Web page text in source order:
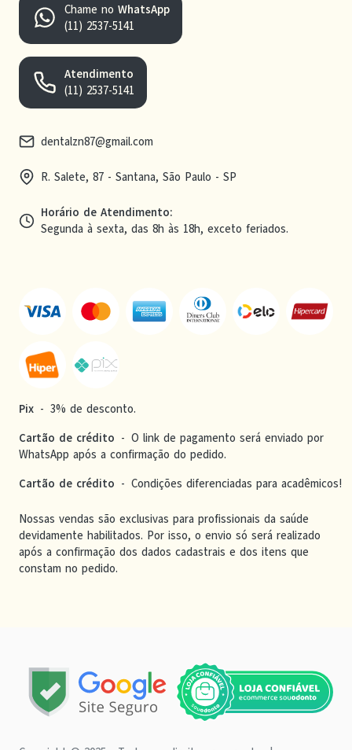
Chame no WhatsApp
(11) 2537-5141
Atendimento
(11) 2537-5141
dentalzn87@gmail.com
R. Salete, 87 - Santana, São Paulo - SP
Horário de Atendimento:
Segunda à sexta, das 8h às 18h, exceto feriados.
Pix - 3% de desconto.
Cartão de crédito - O link de pagamento será enviado por
WhatsApp após a confirmação do pedido.
Cartão de crédito - Condições diferenciadas para acadêmicos!
Nossas vendas são exclusivas para profissionais da saúde
devidamente habilitados. Por isso, o envio só será realizado
após a confirmação dos dados cadastrais e dos itens que
constam no pedido.